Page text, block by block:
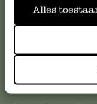
Alles
Pour toute question
veuillez contacter